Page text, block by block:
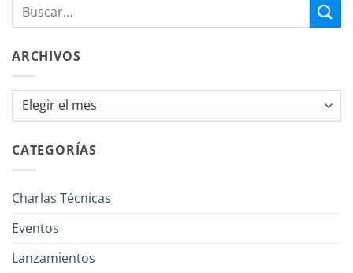
ARCHIVOS
Archivos
CATEGORÍAS
Charlas Técnicas
Eventos
Lanzamientos